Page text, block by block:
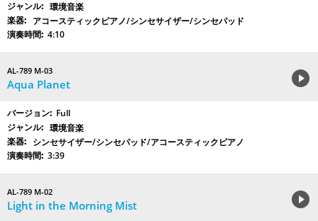
環境音楽
アコースティックピアノ/シンセサイザー/シンセパッド
4:10
AL-789 M-03
Aqua Planet
Full
環境音楽
シンセサイザー/シンセパッド/アコースティックピアノ
3:39
AL-789 M-02
Light in the Morning Mist